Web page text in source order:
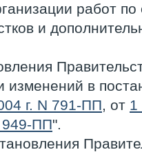
работ
и
изменений в
г. N 791-ПП, от 1
949-ПП".